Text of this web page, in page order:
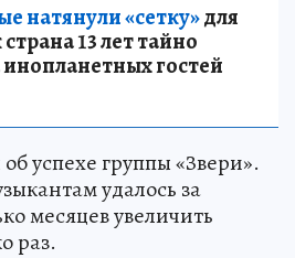
натянули «сетку»для
13 лет тайно
инопланетных гостей
успехе группы «Звери».
удалось за
месяцев увеличить
раз.